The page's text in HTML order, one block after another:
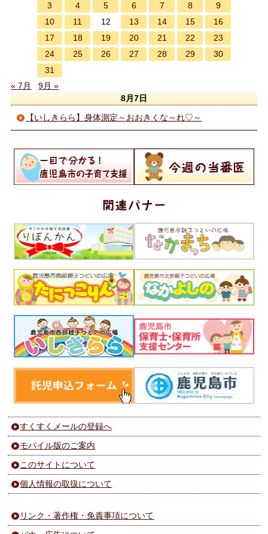
3
4 5 6 7 8
9
10
11 12 13 14 15
16
17
18 19 20 21 22
23
24
25 26 27 28 29
30
31
« 7月
9月 »
8月7日
【いしきらら】身体測定～おおきくな～れ♡～
すくすくメールの登録へ
モバイル版のご案内
このサイトについて
個人情報の取扱について
リンク・著作権・免責事項について